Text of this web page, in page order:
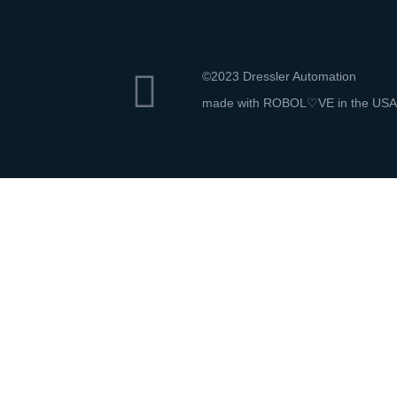
©2023 Dressler Automation
made with ROBOL♡VE in the